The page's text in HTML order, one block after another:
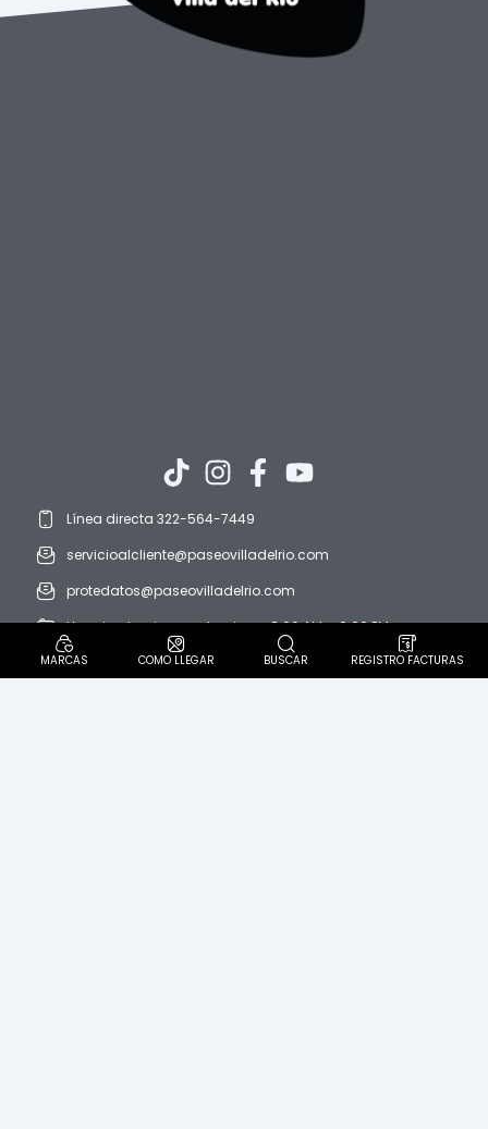
Línea directa 322-564-7449
servicioalcliente@paseovilladelrio.com
protedatos@paseovilladelrio.com
Horario: domingo a domingo. 8:00 AM a 9:00 PM
Diagonal 57 C Sur N° 62-60. Localidad Ciudad Bolívar
MARCAS COMO LLEGAR BUSCAR REGISTRO FACTURAS